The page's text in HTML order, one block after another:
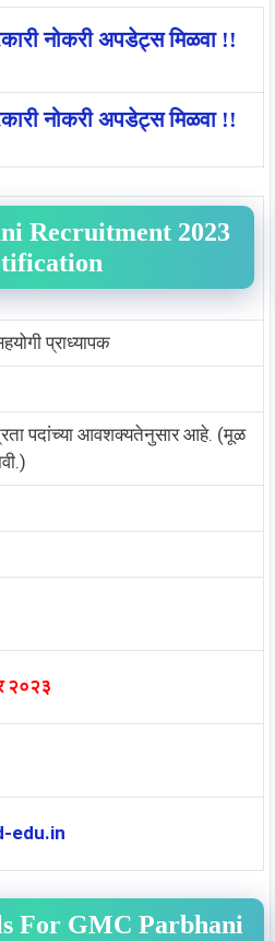
नोकरी अपडेट्स मिळवा !!
नोकरी अपडेट्स मिळवा !!
Recruitment 2023
प्राध्यापक
पदांच्या आवशक्यतेनुसार आहे. (मूळ
२०२३
edu.in
For GMC Parbhani